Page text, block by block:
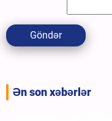
Göndər
Ən son xəbərlər